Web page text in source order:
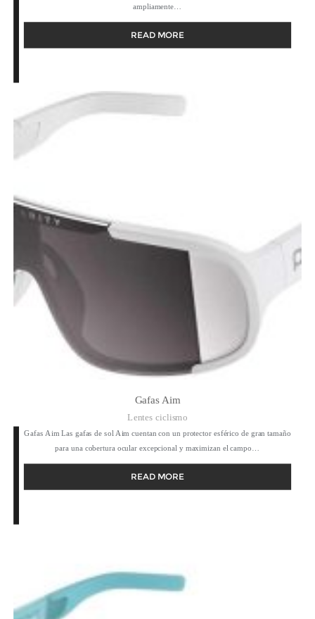
ampliamente…
READ MORE
Gafas Aim
Lentes ciclismo
Gafas Aim Las gafas de sol Aim cuentan con un protector esférico de gran tamaño
para una cobertura ocular excepcional y maximizan el campo…
READ MORE